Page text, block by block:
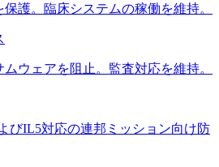
護。臨床システムの稼働を維持。
ウェアを阻止。監査対応を維持。
びIL5対応の連邦ミッション向け防